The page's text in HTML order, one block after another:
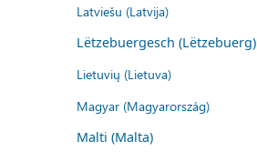
Latviešu (Latvija)
Lëtzebuergesch (Lëtzebuerg)
Lietuvių (Lietuva)
Magyar (Magyarország)
Malti (Malta)